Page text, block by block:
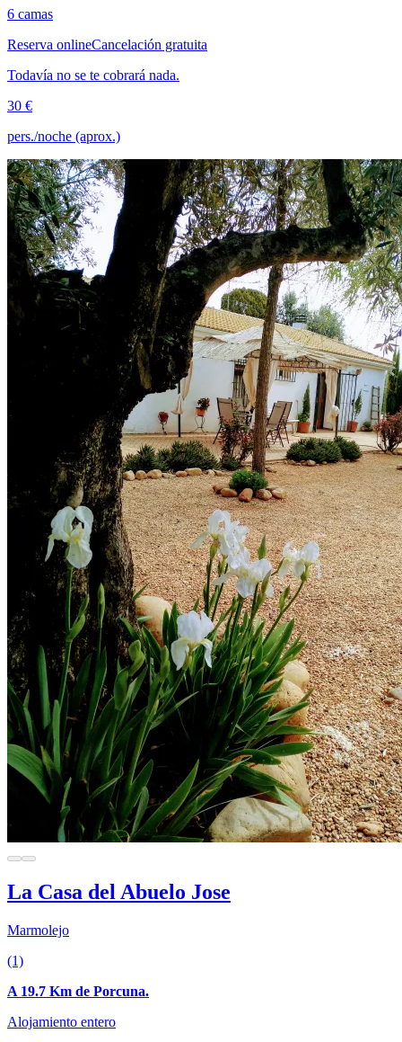
6 camas
Reserva onlineCancelación gratuita
Todavía no se te cobrará nada.
30 €
pers./noche (aprox.)
La Casa del Abuelo Jose
Marmolejo
(1)
A 19.7 Km de Porcuna.
Alojamiento entero